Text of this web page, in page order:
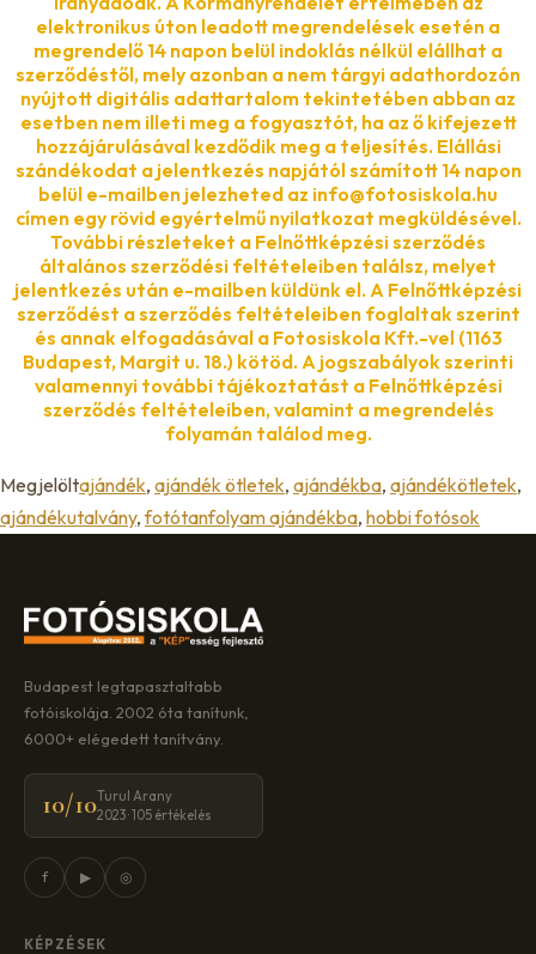
elektronikus úton leadott megrendelések esetén a
megrendelő 14 napon belül indoklás nélkül elállhat a
szerződéstől, mely azonban a nem tárgyi adathordozón
nyújtott digitális adattartalom tekintetében abban az
esetben nem illeti meg a fogyasztót, ha az ő kifejezett
hozzájárulásával kezdődik meg a teljesítés. Elállási
szándékodat a jelentkezés napjától számított 14 napon
belül e-mailben jelezheted az info@fotosiskola.hu
címen egy rövid egyértelmű nyilatkozat megküldésével.
További részleteket a Felnőttképzési szerződés
általános szerződési feltételeiben találsz, melyet
jelentkezés után e-mailben küldünk el. A Felnőttképzési
szerződést a szerződés feltételeiben foglaltak szerint
és annak elfogadásával a Fotosiskola Kft.-vel (1163
Budapest, Margit u. 18.) kötöd. A jogszabályok szerinti
valamennyi további tájékoztatást a Felnőttképzési
szerződés feltételeiben, valamint a megrendelés
folyamán találod meg.
Megjelöltajándék, ajándék ötletek, ajándékba, ajándékötletek,
ajándékutalvány,fotótanfolyam ajándékba, hobbi fotósok
Budapest legtapasztaltabb
fotóiskolája. 2002 óta tanítunk,
6000+ elégedett tanítvány.
10/10Turul Arany
2023 · 105 értékelés
f ▶ ◎
KÉPZÉSEK